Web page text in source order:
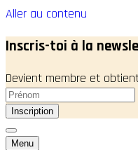
Aller au contenu
Inscris-toi à la
Devient membre et
Menu